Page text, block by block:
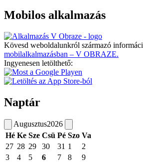
Mobilos alkalmazás
Kövesd weboldalunkról származó
mobilalkalmazásban – V OBRAZE.
Ingyenesen letölthető:
Naptár
Augusztus2026
Hé Ke Sze Csü Pé Szo Va
27 28 29 30 31 1
2
3
4 5 6 7 8
9